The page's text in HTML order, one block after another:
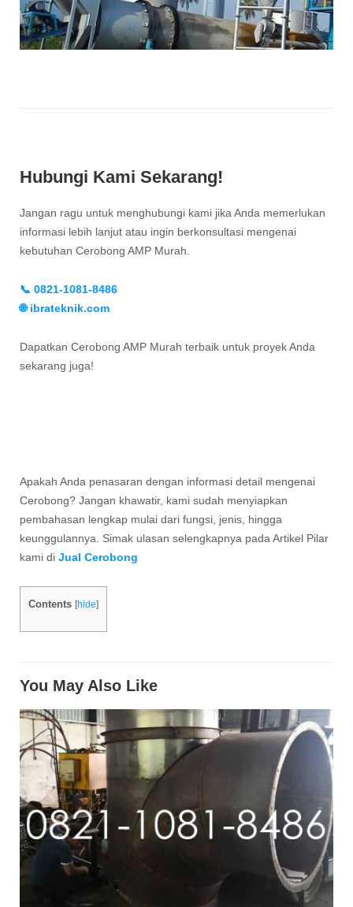
Hubungi Kami Sekarang!
Jangan ragu untuk menghubungi kami jika Anda memerlukan
informasi lebih lanjut atau ingin berkonsultasi mengenai
kebutuhan Cerobong AMP Murah.
📞 0821-1081-8486
🌐 ibrateknik.com
Dapatkan Cerobong AMP Murah terbaik untuk proyek Anda
sekarang juga!
Apakah Anda penasaran dengan informasi detail mengenai
Cerobong? Jangan khawatir, kami sudah menyiapkan
pembahasan lengkap mulai dari fungsi, jenis, hingga
keunggulannya. Simak ulasan selengkapnya pada Artikel Pilar
kami di Jual Cerobong
Contents [hide]
You May Also Like